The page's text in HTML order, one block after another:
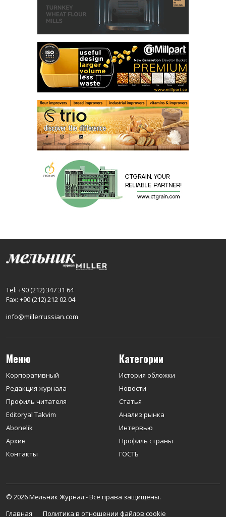
Tel: +90 (212) 347 31 64
Fax: +90 (212) 212 02 04
info@millerrussian.com
Меню
Корпоративный
Редакция журнала
Профиль читателя
Editoryal Takvim
Abonelik
Архив
Контакты
Категории
История обложки
Новости
Статья
Анализ рынка
Интервью
Профиль страны
ГОСТЬ
© 2026 Мельник Журнал - Все права защищены.
Главная
Политика в отношении файлов cookie